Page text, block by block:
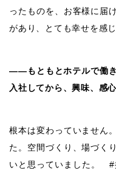
ったものを、お客様に届
があり、とても幸せを感じ
――もともとホテルで働
入社してから、興味、感
根本は変わっていません
た。空間づくり、場づく
いと思っていました。 #